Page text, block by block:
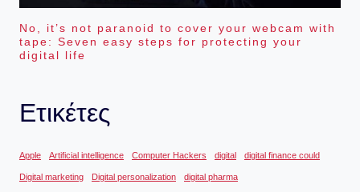
No, it’s not paranoid to cover your webcam with
tape: Seven easy steps for protecting your
digital life
Ετικέτες
Apple Artificial intelligence Computer Hackers digital digital finance could
Digital marketing Digital personalization digital pharma